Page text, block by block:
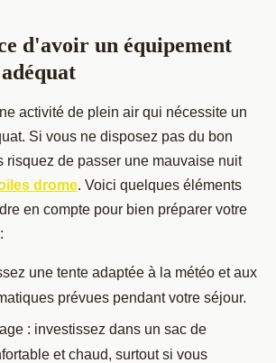
d'avoir un équipement
activité de plein air qui nécessite un
Si vous ne disposez pas du bon
risquez de passer une mauvaise nuit
drome. Voici quelques éléments
en compte pour bien préparer votre
une tente adaptée à la météo et aux
prévues pendant votre séjour.
: investissez dans un sac de
et chaud, surtout si vous